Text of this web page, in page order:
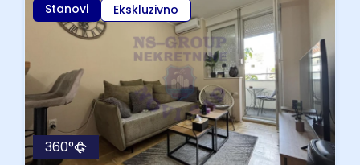
Stanovi Ekskluzivno
360°